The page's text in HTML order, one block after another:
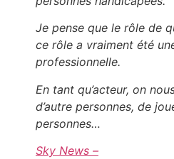
Je pense que le rôle de
ce rôle a vraiment été
professionnelle.
En tant qu’acteur, on
d’autre personnes, de
personnes…
Sky News –